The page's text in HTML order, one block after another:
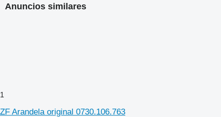
Anuncios similares
1
ZF Arandela original 0730.106.763